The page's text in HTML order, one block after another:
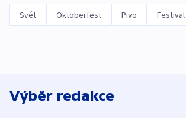
Svět Oktoberfest Pivo Festival
Výběr redakce